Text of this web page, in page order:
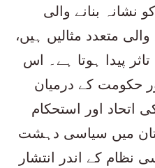
نشانہ بنانے والی
متعدد مثالیں ہیں،
پیدا ہوتا ہے۔ اس
حکومت کے درمیان
اتحاد اور استحکام
میں سیاسی دہشت
کے اندر انتشار